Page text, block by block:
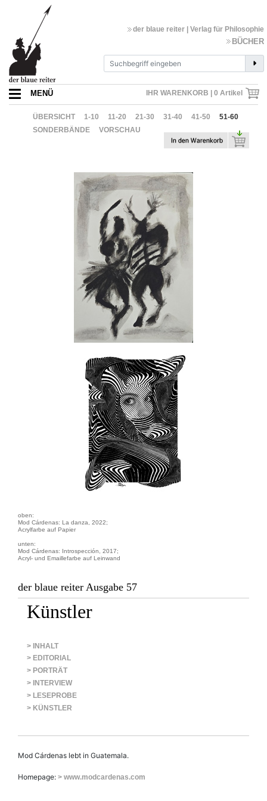
IHR WARENKORB | 0 Artikel
der blaue reiter | Verlag für Philosophie
BÜCHER
MENÜ
ÜBERSICHT 1-10 11-20 21-30 31-40 41-50
51-60
SONDERBÄNDE
VORSCHAU
oben:
Mod Cárdenas: La danza, 2022;
Acrylfarbe auf Papier
unten:
Mod Cárdenas: Introspección, 2017;
Acryl- und Emaillefarbe auf Leinwand
der blaue reiter Ausgabe 57
Künstler
> INHALT
> EDITORIAL
> PORTRÄT
> INTERVIEW
> LESEPROBE
> KÜNSTLER
Mod Cárdenas lebt in Guatemala.
Homepage: > www.modcardenas.com